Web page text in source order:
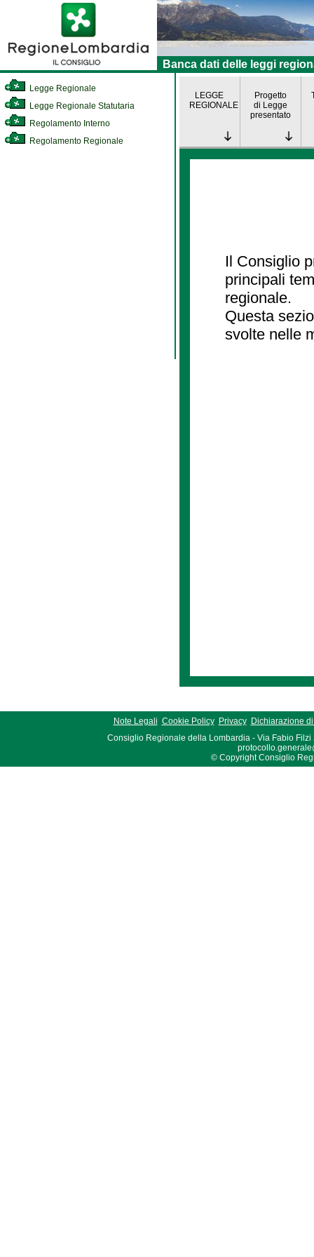
Banca dati delle leggi
Legge Regionale
Legge Regionale Statutaria
Regolamento Interno
Regolamento Regionale
LEGGE
REGIONALE
Progetto
di Legge
presentato
Il Consiglio
principali
regionale.
Questa
svolte nelle
Note Legali Cookie Policy Privacy
Dichiarazione
Consiglio Regionale della Lombardia - Via Fabio Filzi
© Copyright Consiglio